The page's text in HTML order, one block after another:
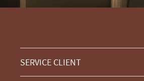
SERVICE CLIENT